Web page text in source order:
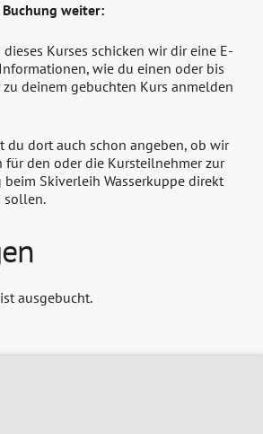
weiter:
Kurses schicken wir dir eine E-
wie du einen oder bis
deinem gebuchten Kurs anmelden
du dort auch schon angeben, ob wir
für den oder die Kursteilnehmer zur
Skiverleih Wasserkuppe direkt
sollen.
ausgebucht.